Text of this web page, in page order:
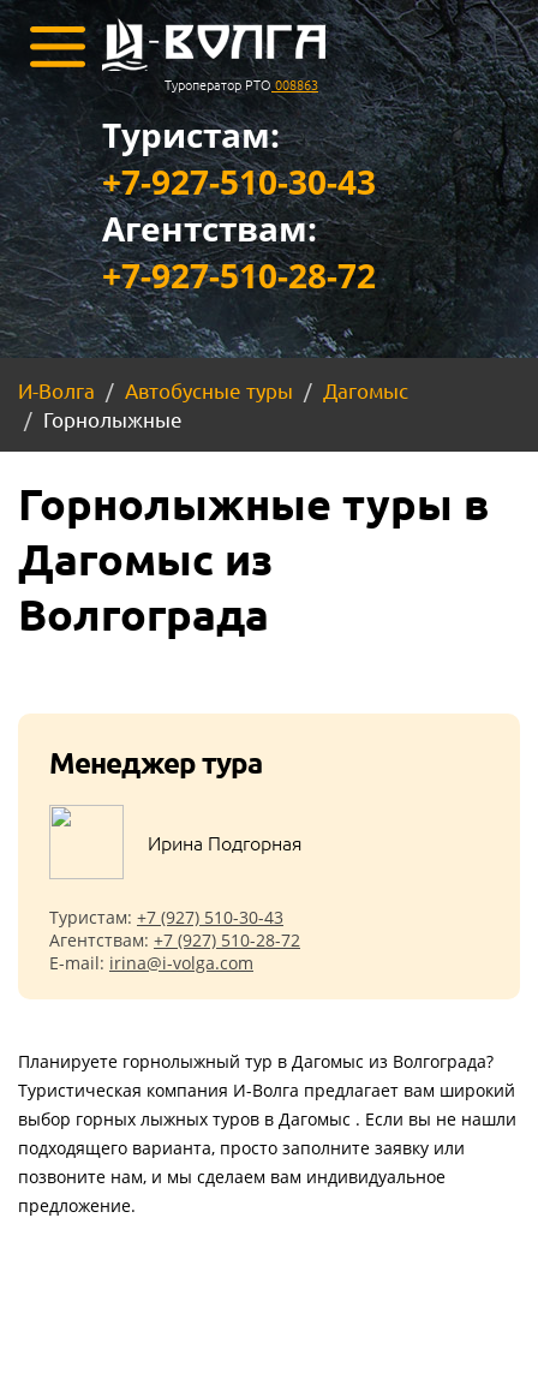
Туроператор РТО 008863
Туристам:
+7-927-510-30-43
Агентствам:
+7-927-510-28-72
И-Волга Автобусные туры
Дагомыс
Горнолыжные
Горнолыжные туры в
Дагомыс из
Волгограда
Менеджер тура
Ирина Подгорная
Туристам: +7 (927) 510-30-43
Агентствам: +7 (927) 510-28-72
E-mail: irina@i-volga.com
Планируете горнолыжный тур в Дагомыс из Волгограда?
Туристическая компания И-Волга предлагает вам широкий
выбор горных лыжных туров в Дагомыс . Если вы не нашли
подходящего варианта, просто заполните заявку или
позвоните нам, и мы сделаем вам индивидуальное
предложение.